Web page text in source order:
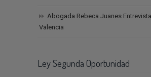
Abogada Rebeca Juanes
Valencia
Ley Segunda Oportunidad